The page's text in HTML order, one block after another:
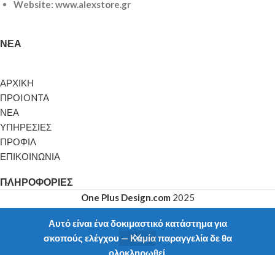
Αυτό είναι ένα δοκιμαστικό κατάστημα για
σκοπούς ελέγχου — Καμία παραγγελία δε θα
ολοκληρωθεί.
Website: www.alexstore.gr
ΝΈΑ
ΑΡΧΙΚΗ
ΠΡΟIONTA
ΝΕΑ
ΥΠΗΡΕΣΙΕΣ
ΠΡΟΦΙΛ
ΕΠΙΚΟΙΝΩΝΙΑ
ΠΛΗΡΟΦΟΡΊΕΣ
One Plus Design.com 2025